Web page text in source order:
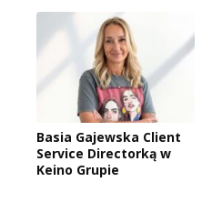
Basia Gajewska Client
Service Directorką w
Keino Grupie